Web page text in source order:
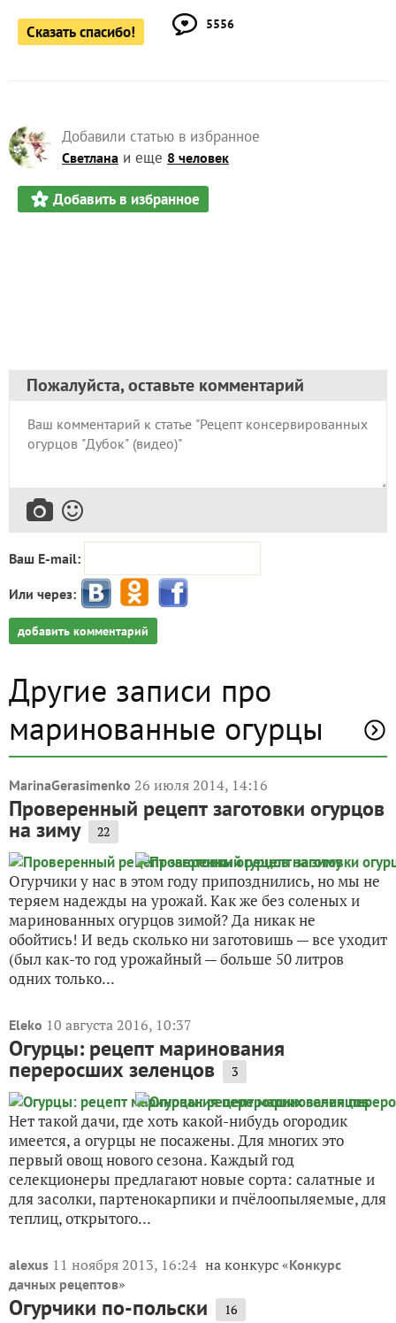
Сказать спасибо! 5556
Добавили статью в избранное
Светлана и еще 8 человек
Добавить в избранное
Пожалуйста, оставьте комментарий
Ваш E-mail:
Или через:
добавить комментарий
Другие записи про
маринованные огурцы
MarinaGerasimenko 26 июля 2014, 14:16
Проверенный рецепт заготовки огурцов
на зиму 22
Огурчики у нас в этом году припозднились, но мы не
теряем надежды на урожай. Как же без соленых и
маринованных огурцов зимой? Да никак не
обойтись! И ведь сколько ни заготовишь — все уходит
(был как-то год урожайный — больше 50 литров
одних только...
Eleko 10 августа 2016, 10:37
Огурцы: рецепт маринования
переросших зеленцов 3
Нет такой дачи, где хоть какой-нибудь огородик
имеется, а огурцы не посажены. Для многих это
первый овощ нового сезона. Каждый год
селекционеры предлагают новые сорта: салатные и
для засолки, партенокарпики и пчёлоопыляемые, для
теплиц, открытого...
alexus 11 ноября 2013, 16:24 на конкурс «Конкурс
дачных рецептов»
Огурчики по-польски 16